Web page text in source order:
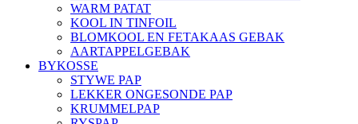
WARM PATAT
KOOL IN TINFOIL
BLOMKOOL EN FETAKAAS GEBAK
AARTAPPELGEBAK
BYKOSSE
STYWE PAP
LEKKER ONGESONDE PAP
KRUMMELPAP